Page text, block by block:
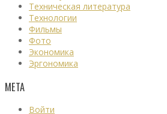
Техническая литература
Технологии
Фильмы
Фото
Экономика
Эргономика
МЕТА
Войти